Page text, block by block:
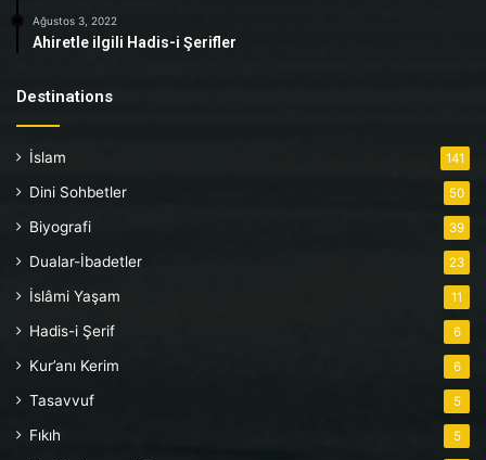
Ağustos 3, 2022
Ahiretle ilgili Hadis-i Şerifler
Destinations
İslam 141
Dini Sohbetler 50
Biyografi 39
Dualar-İbadetler 23
İslâmi Yaşam 11
Hadis-i Şerif 6
Kur’anı Kerim 6
Tasavvuf 5
Fıkıh 5